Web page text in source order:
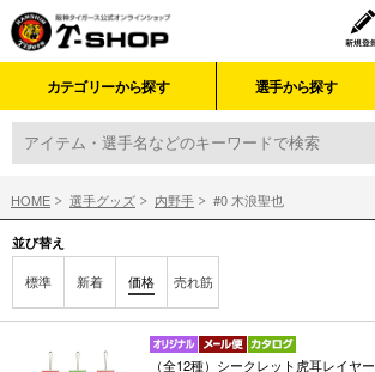
カテゴリーから探す 選手から探す
HOME 選手グッズ 内野手 #0 木浪聖也
並び替え
標準 新着 価格 売れ筋
（全12種）シークレット虎耳レイヤ